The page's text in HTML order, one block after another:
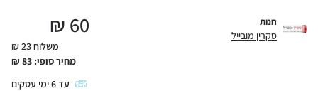
חנות
סקרין מובייל 60
₪
משלוח 23 ₪
מחיר סופי: 83
₪
עד6ימי עסקים